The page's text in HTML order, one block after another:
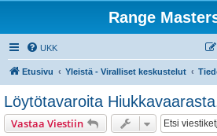
Range
UKK
Etusivu Yleistä - Viralliset keskustelut
Löytötavaroita
Vastaa Viestiin